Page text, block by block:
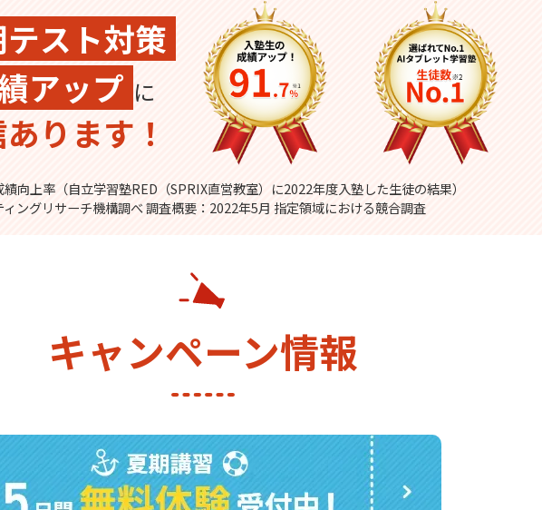
スト対策
アップ に
ります！
向上率（自立学習塾RED（SPRIX直営教室）に2022年度入塾した生徒の結果）
ングリサーチ機構調べ 調査概要：2022年5月 指定領域における競合調査
キャンペーン情報